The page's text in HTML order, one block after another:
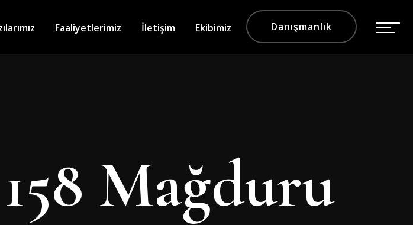
Faaliyetlerimiz İletişim Ekibimiz Danışmanlık
Mağduru